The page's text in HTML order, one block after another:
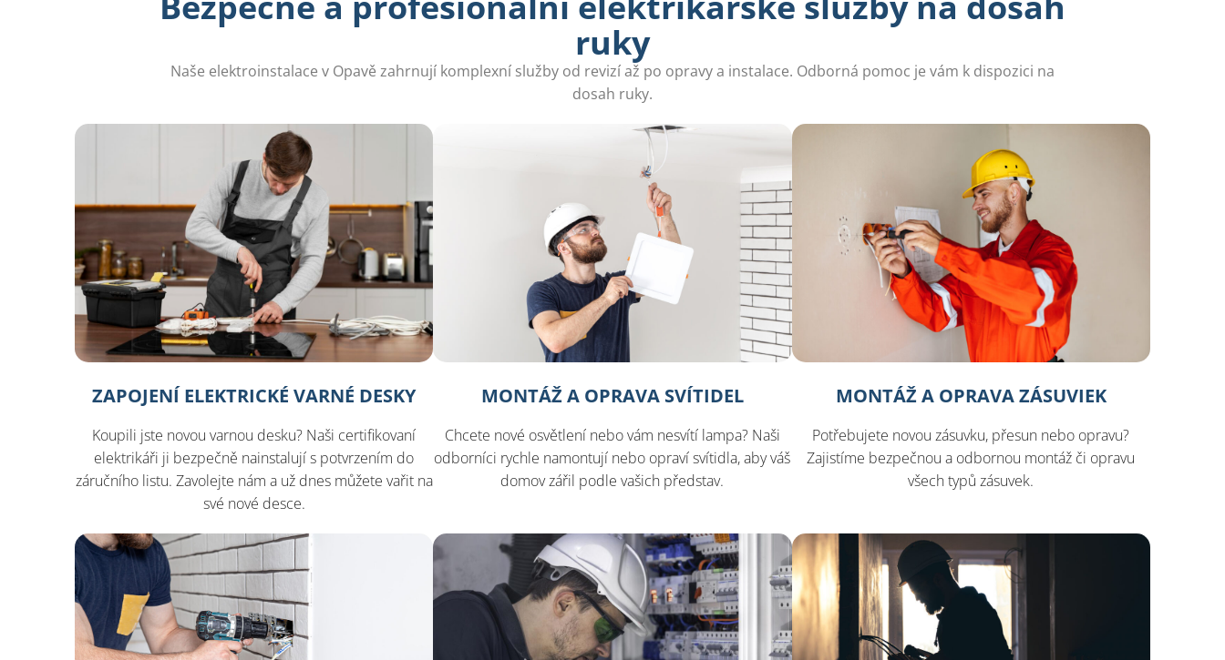
ruky
Naše elektroinstalace v Opavě zahrnují komplexní služby od revizí až po opravy a instalace. Odborná pomoc je vám k dispozici na
dosah ruky.
ZAPOJENÍ ELEKTRICKÉ VARNÉ DESKY
Koupili jste novou varnou desku? Naši certifikovaní
elektrikáři ji bezpečně nainstalují s potvrzením do
záručního listu. Zavolejte nám a už dnes můžete vařit na
své nové desce.
MONTÁŽ A OPRAVA SVÍTIDEL
Chcete nové osvětlení nebo vám nesvítí lampa? Naši
odborníci rychle namontují nebo opraví svítidla, aby váš
domov zářil podle vašich představ.
MONTÁŽ A OPRAVA ZÁSUVIEK
Potřebujete novou zásuvku, přesun nebo opravu?
Zajistíme bezpečnou a odbornou montáž či opravu
všech typů zásuvek.